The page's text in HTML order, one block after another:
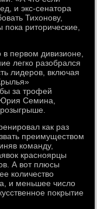
и экс-сенатора
Тихонову,
риторические,
первом дивизионе,
легко разобрался
лидеров, включая
за трофей
Юрия Семина,
как раз
преимуществом
команду,
красноярцы
А вот плюсы
количество
и меньшее число
покрытие